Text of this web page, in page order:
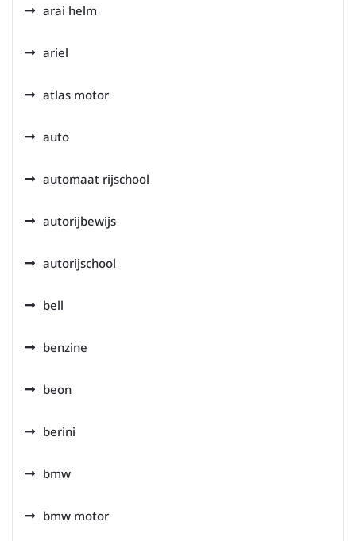
arai helm
ariel
atlas motor
auto
automaat rijschool
autorijbewijs
autorijschool
bell
benzine
beon
berini
bmw
bmw motor